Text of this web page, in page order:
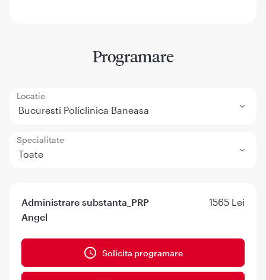
Programare
Locatie
Bucuresti Policlinica Baneasa
Specialitate
Toate
Administrare substanta_PRP
Angel
1565 Lei
Solicita programare